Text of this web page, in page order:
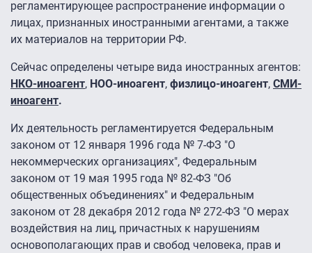
регламентирующее распространение информации о
лицах, признанных иностранными агентами, а также
их материалов на территории РФ.
Сейчас определены четыре вида иностранных агентов:
НКО-иноагент, НОО-иноагент, физлицо-иноагент, СМИ-
иноагент.
Их деятельность регламентируется Федеральным
законом от 12 января 1996 года № 7-ФЗ "О
некоммерческих организациях", Федеральным
законом от 19 мая 1995 года № 82-ФЗ "Об
общественных объединениях" и Федеральным
законом от 28 декабря 2012 года № 272-ФЗ "О мерах
воздействия на лиц, причастных к нарушениям
основополагающих прав и свобод человека, прав и